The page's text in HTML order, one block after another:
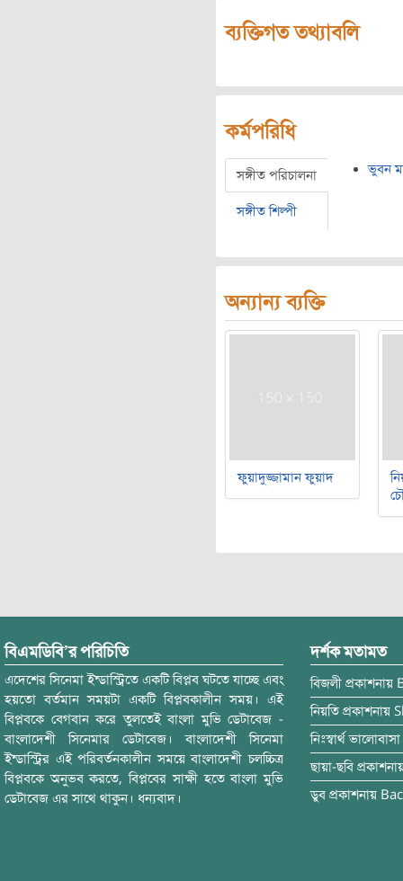
ব্যক্তিগত তথ্যাবলি
কর্মপরিধি
সঙ্গীত পরিচালনা
সঙ্গীত শিল্পী
ভুবন
অন্যান্য ব্যক্তি
ফুয়াদুজ্জামান ফুয়াদ
বিএমডিবি’র পরিচিতি
এদেশের সিনেমা ইন্ডাস্ট্রিতে একটি বিপ্লব ঘটতে যাচ্ছে এবং
হয়তো বর্তমান সময়টা একটি বিপ্লবকালীন সময়। এই
বিপ্লবকে বেগবান করে তুলতেই বাংলা মুভি ডেটাবেজ -
বাংলাদেশী সিনেমার ডেটাবেজ। বাংলাদেশী সিনেমা
ইন্ডাস্ট্রির এই পরিবর্তনকালীন সময়ে বাংলাদেশী চলচ্চিত্র
বিপ্লবকে অনুভব করতে, বিপ্লবের সাক্ষী হতে বাংলা মুভি
ডেটাবেজ এর সাথে থাকুন। ধন্যবাদ।
দর্শক মতামত
বিজলী প্রকাশনায়
নিয়তি প্রকাশনায়
নিঃস্বার্থ ভালোবাসা
ছায়া-ছবি
ডুব প্রকাশনায়